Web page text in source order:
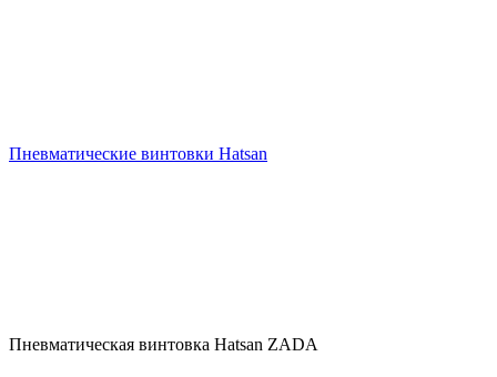
Пневматические винтовки Hatsan
Пневматическая винтовка Hatsan ZADA